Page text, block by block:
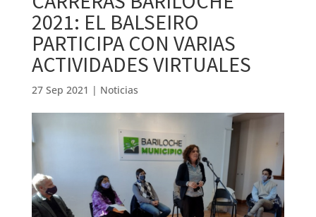
2021: EL BALSEIRO
PARTICIPA CON VARIAS
ACTIVIDADES VIRTUALES
27 Sep 2021 | Noticias